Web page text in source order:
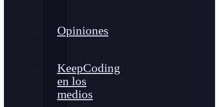
Opiniones
KeepCoding
en los
medios